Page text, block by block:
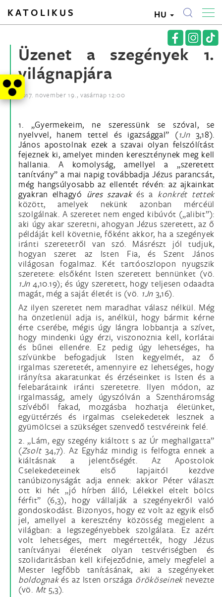
KATOLIKUS HU
Üzenet a szegények 1.
világnapjára
2017. november 19., vasárnap 12:00
1. „Gyermekeim, ne szeressünk se szóval, se
nyelvvel, hanem tettel és igazsággal” (1Jn3,18).
János apostolnak ezek a szavai olyan felszólítást
fejeznek ki, amelyet minden kereszténynek meg kell
hallania. A komolyság, amellyel a „szeretett
tanítvány” a mai napig továbbadja Jézus parancsát,
még hangsúlyosabb az ellentét révén: az ajkainkat
gyakran elhagyó üres szavakés a konkrét tettek
között, amelyek nekünk azonban mércéül
szolgálnak. A szeretet nem enged kibúvót („alibit”):
aki úgy akar szeretni, ahogyan Jézus szeretett, az ő
példáját kell követnie, főként akkor, ha a szegények
iránti szeretetről van szó. Másrészt jól tudjuk,
hogyan szeret az Isten Fia, és Szent János
világosan fogalmaz. Két tartóoszlopon nyugszik
szeretete: elsőként Isten szeretett bennünket (vö.
1Jn 4,10.19); és úgy szeretett, hogy teljesen odaadta
magát, még a saját életét is (vö. 1Jn3,16).
Az ilyen szeretet nem maradhat válasz nélkül. Még
ha önzetlenül adja is, anélkül, hogy bármit kérne
érte cserébe, mégis úgy lángra lobbantja a szívet,
hogy mindenki úgy érzi, viszonoznia kell, korlátai
és bűnei ellenére. Ez pedig úgy lehetséges, ha
szívünkbe befogadjuk Isten kegyelmét, az ő
irgalmas szeretetét, amennyire ez lehetséges, hogy
irányítsa akaratunkat és érzéseinket is Isten és a
felebarátaink iránti szeretetre. Ilyen módon, az
irgalmasság, amely úgyszólván a Szentháromság
szívéből fakad, mozgásba hozhatja életünket,
együttérzés és irgalmas cselekedetek lesznek a
gyümölcsei a szükséget szenvedő testvéreink felé.
2. „Lám, egy szegény kiáltott s az Úr meghallgatta”
(Zsolt34,7). Az Egyház mindig is felfogta ennek a
kiáltásnak a jelentőségét. Az Apostolok
Cselekedeteinek első lapjaitól kezdve
tanúbizonyságát adja ennek: akkor Péter választ
ott ki hét „jó hírben álló, Lélekkel eltelt bölcs
férfit” (6,3), hogy vállalják a szegényekről való
gondoskodást. Bizonyos, hogy ez volt az egyik első
jel, amellyel a keresztény közösség megjelent a
világban: a legszegényebbek szolgálata. Ez azért
volt lehetséges, mert megértették, hogy Jézus
tanítványai életének olyan testvériségben és
szolidaritásban kell kifejeződnie, amely megfelel a
Mester legfőbb tanításának, aki a szegényeket
boldognakés az Isten országa örököseinek nevezte
(vö. Mt5,3).